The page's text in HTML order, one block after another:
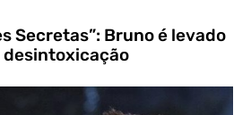
Secretas”: Bruno é levado
desintoxicação